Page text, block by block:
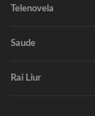
Telenovela
Saude
Rai Liur